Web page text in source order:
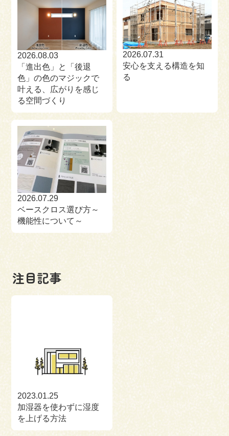
2026.08.03
「進出色」と「後退
色」の色のマジックで
叶える、広がりを感じ
る空間づくり
2026.07.31
安心を支える構造を知
る
2026.07.29
ベースクロス選び方～
機能性について～
注目記事
2023.01.25
加湿器を使わずに湿度
を上げる方法